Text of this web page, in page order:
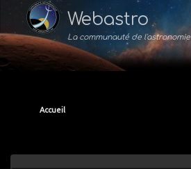
Webastro
La communauté de l'astronomie
Accueil